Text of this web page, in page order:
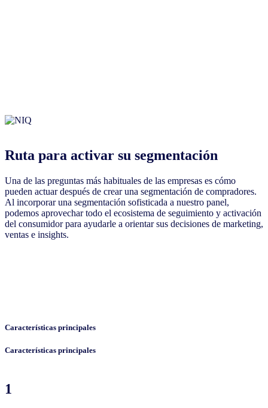
Ruta para activar su segmentación
Una de las preguntas más habituales de las empresas es cómo
pueden actuar después de crear una segmentación de compradores.
Al incorporar una segmentación sofisticada a nuestro panel,
podemos aprovechar todo el ecosistema de seguimiento y activación
del consumidor para ayudarle a orientar sus decisiones de marketing,
ventas e insights.
Características principales
Características principales
1